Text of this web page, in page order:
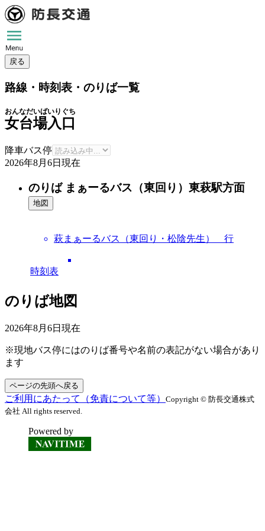
戻る
路線・時刻表・のりば一覧
女台場入口
おんなだいばいりぐち
降車バス停
2026年8月6日 現在
のりば まぁーるバス（東回り）東萩駅方面
地図
萩まぁーるバス（東回り・松陰先生） 行
時刻表
のりば地図
2026年8月6日 現在
※現地バス停にはのりば番号や名前の表記がない場合があり
ます
ページの先頭へ戻る
ご利用にあたって（免責について等） Copyright © 防長交通株式
会社 All rights reserved.
Powered by